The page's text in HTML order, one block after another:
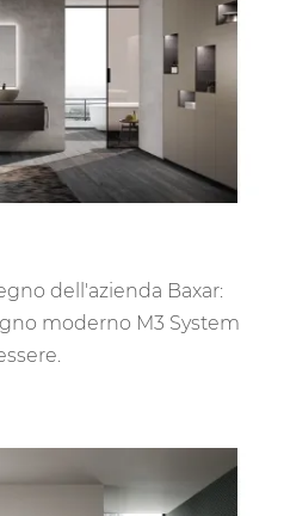
dell'azienda Baxar:
moderno M3 System